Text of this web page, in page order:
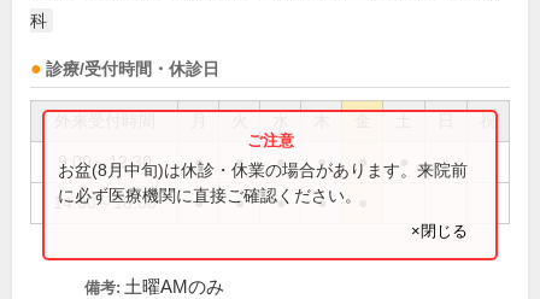
科
診療/受付時間・休診日
祝
9:00～12:30 ● ● ● ● ●
14:00～18:00 ● ● ● ●
お盆(8月中旬)は休診・休業の場合があります。来院前
に必ず医療機関に直接ご確認ください。
×閉じる
備考: 土曜AMのみ